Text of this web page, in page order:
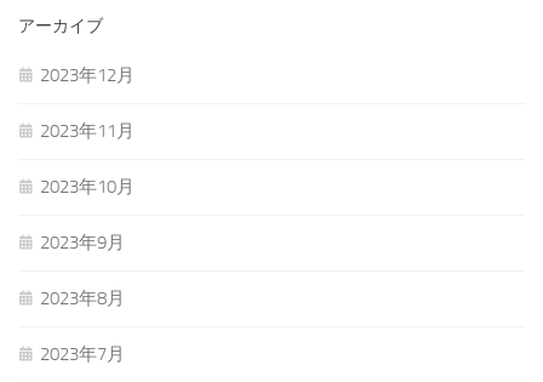
アーカイブ
2023年12月
2023年11月
2023年10月
2023年9月
2023年8月
2023年7月